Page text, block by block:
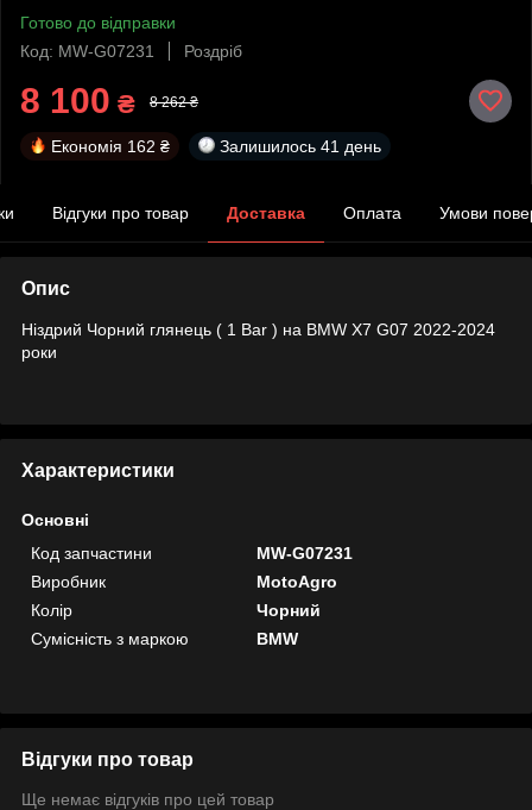
Готово до відправки
Код: MW-G07231
Роздріб
8 100 ₴ 8 262 ₴
Економія 162 ₴ Залишилось 41 день
Відгуки про товар Доставка Оплата Умови
Опис
Ніздрий Чорний глянець ( 1 Bar ) на BMW X7 G07 2022-2024
роки
Характеристики
Основні
Код запчастини
MW-G07231
Виробник
MotoAgro
Колір
Чорний
Сумісність з маркою
BMW
Відгуки про товар
Ще немає відгуків про цей товар